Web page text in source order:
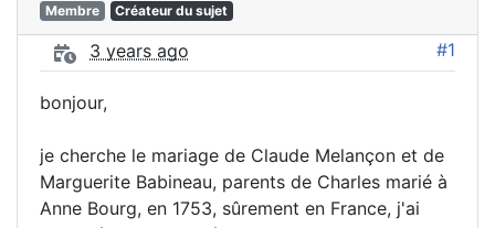
Membre Créateur du sujet
3 years ago #1
bonjour,
je cherche le mariage de Claude Melançon et de
Marguerite Babineau, parents de Charles marié à
Anne Bourg, en 1753, sûrement en France, j'ai